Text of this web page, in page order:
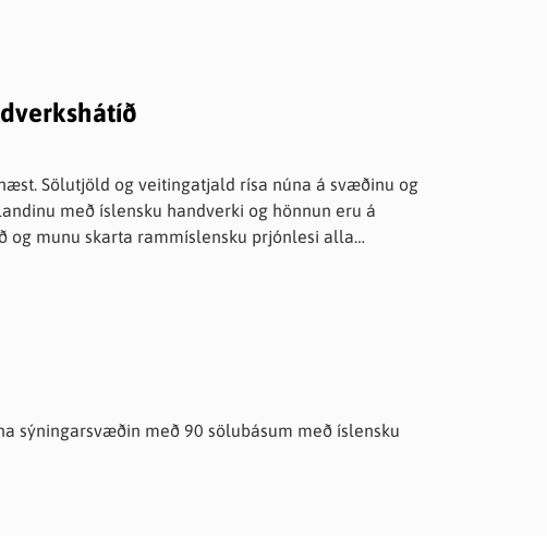
Sölutjöld og veitingatjald rísa núna á svæðinu og
með íslensku handverki og hönnun eru á
sýningarsvæðin með 90 sölubásum með íslensku